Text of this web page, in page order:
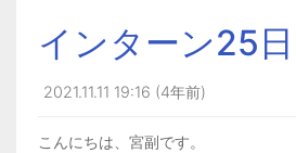
インターン25日
2021.11.11 19:16 (4年前)
こんにちは、宮副です。